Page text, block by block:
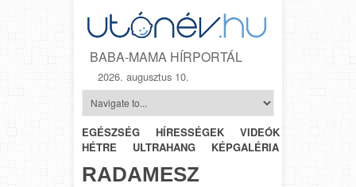
BABA-MAMA HÍRPORTÁL
2026. augusztus 10.
EGÉSZSÉG HÍRESSÉGEK VIDEÓK
HÉTRŐL-
HÉTRE
ULTRAHANG KÉPGALÉRIA
RADAMESZ